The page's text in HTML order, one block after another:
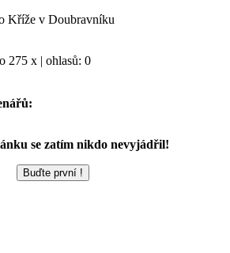
Kříže v Doubravníku
275 x | ohlasů: 0
se zatím nikdo nevyjádřil!